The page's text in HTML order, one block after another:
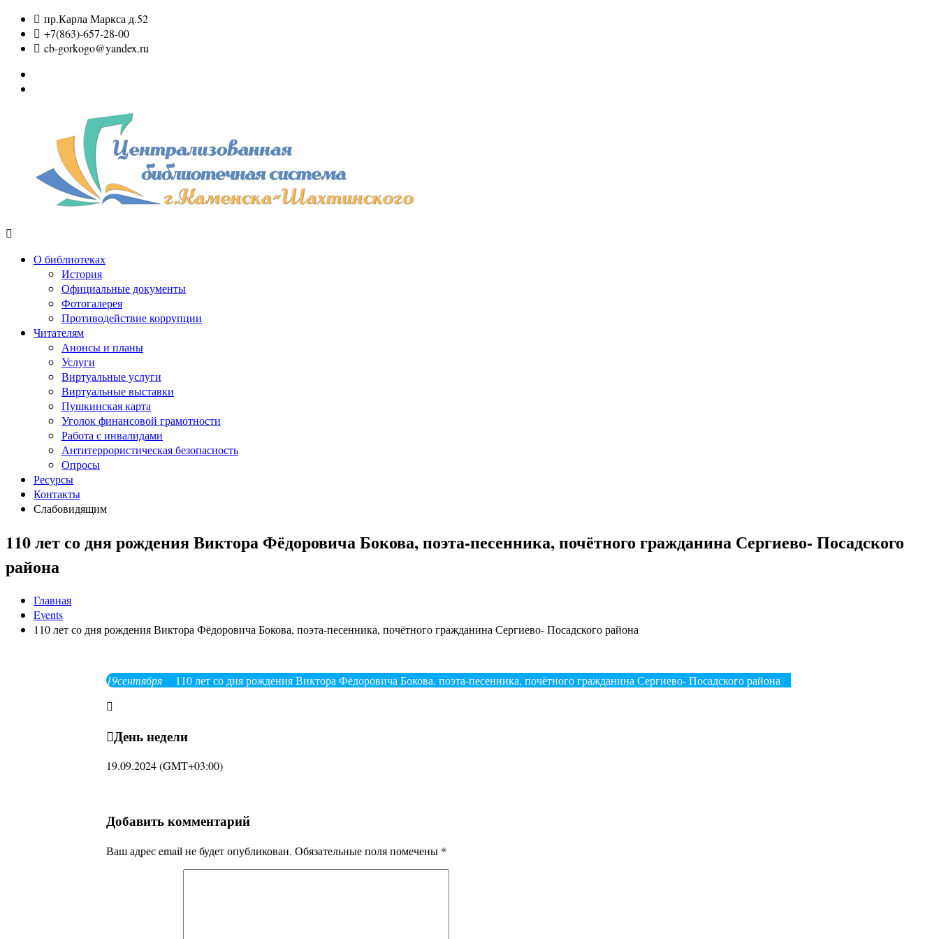
Перейти
содержимому
пр.Карла Маркса д.52
+7(863)-657-28-00
cb-gorkogo@yandex.ru
ЦБС
г.Каменск-
Шахтинский
О библиотеках
История
Официальные документы
Фотогалерея
Противодействие коррупции
Читателям
Анонсы и планы
Услуги
Виртуальные услуги
Виртуальные выставки
Пушкинская карта
Уголок финансовой грамотности
Работа с инвалидами
Антитеррористическая безопасность
Опросы
Ресурсы
Контакты
Слабовидящим
110 лет со дня рождения Виктора Фёдоровича Бокова, поэта-песенника, почётного гражданина Сергиево- Посадского
района
Главная
Events
110 лет со дня рождения Виктора Фёдоровича Бокова, поэта-песенника, почётного гражданина Сергиево- Посадского района
19сентября 110 лет со дня рождения Виктора Фёдоровича Бокова, поэта-песенника, почётного гражданина Сергиево- Посадского района
День недели
19.09.2024(GMT+03:00)
Добавить комментарий
Ваш адрес email не будет опубликован. Обязательные поля помечены *